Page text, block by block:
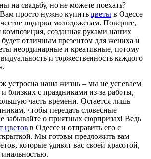
на свадьбу, но не можете поехать?
просто нужно купить цветы в Одессе
подарка молодоженам. Поверьте,
композиция, созданная руками наших
отличным презентом для жениха и
неординарные и креативные, потому
и торжественность каждого
устроена наша жизнь – мы не успеваем
близких с праздниками из-за работы,
часть времени. Остается лишь
чтобы передать словесные
забывайте о приятных сюрпризах! Ведь
цветов в Одессе и отправить его с
Мы готовы предложить вам
которые удивят вас своей красотой,